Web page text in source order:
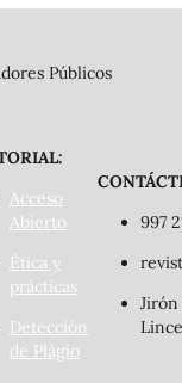
Públicos
Acceso
Abierto
Ética y
prácticas
Detección
de Plágio
997
Jirón